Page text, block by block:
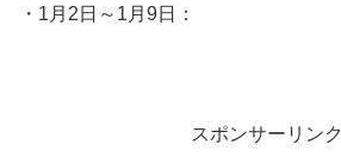
・1月2日～1月9日：
スポンサーリンク